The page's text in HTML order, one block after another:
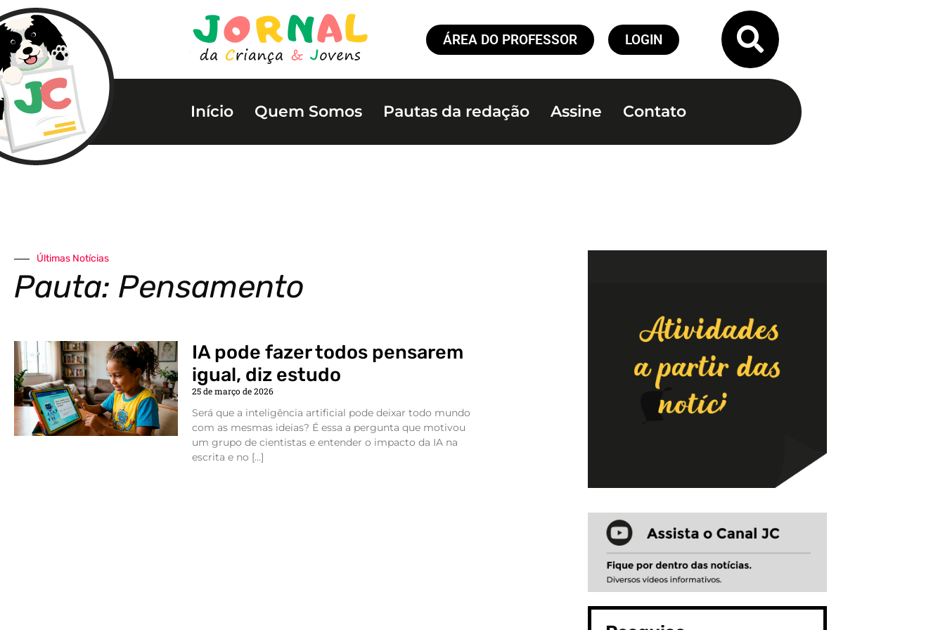
ÁREA DO PROFESSOR LOGIN
Início Quem Somos Pautas da redação Assine Contato
Últimas Notícias
Pauta: Pensamento
IA pode fazer todos pensarem
igual, diz estudo
25 de março de 2026
Será que a inteligência artificial pode deixar todo mundo
com as mesmas ideias? É essa a pergunta que motivou
um grupo de cientistas e entender o impacto da IA na
escrita e no […]